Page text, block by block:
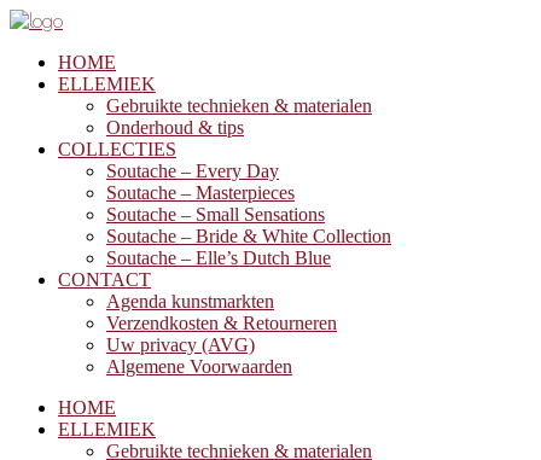
HOME
ELLEMIEK
Gebruikte technieken & materialen
Onderhoud & tips
COLLECTIES
Soutache – Every Day
Soutache – Masterpieces
Soutache – Small Sensations
Soutache – Bride & White Collection
Soutache – Elle’s Dutch Blue
CONTACT
Agenda kunstmarkten
Verzendkosten & Retourneren
Uw privacy (AVG)
Algemene Voorwaarden
HOME
ELLEMIEK
Gebruikte technieken & materialen